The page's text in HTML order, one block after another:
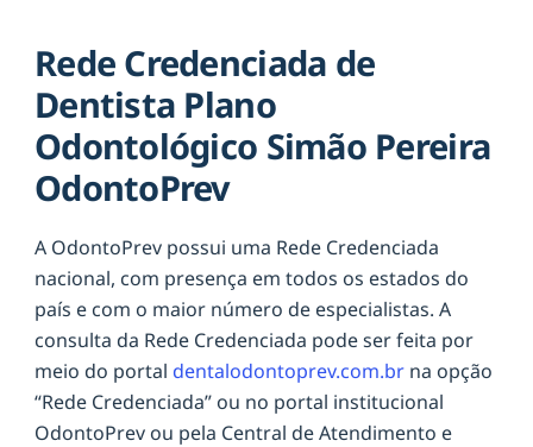
Rede Credenciada de
Dentista Plano
Odontológico Simão Pereira
OdontoPrev
A OdontoPrev possui uma Rede Credenciada
nacional, com presença em todos os estados do
país e com o maior número de especialistas. A
consulta da Rede Credenciada pode ser feita por
meio do portal dentalodontoprev.com.br na opção
“Rede Credenciada” ou no portal institucional
OdontoPrev ou pela Central de Atendimento e